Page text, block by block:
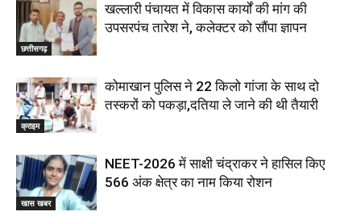
छत्तीसगढ़
खल्लारी पंचायत में विकास कार्यों की मांग की
उपसरपंच तारेश ने, कलेक्टर को सौंपा ज्ञापन
क्राइम
कोमाखान पुलिस ने 22 किलो गांजा के साथ दो
तस्करों को पकड़ा,दतिया ले जाने की थी तैयारी
खास खबर
NEET-2026 में साक्षी चंद्राकर ने हासिल किए
566 अंक क्षेत्र का नाम किया रोशन